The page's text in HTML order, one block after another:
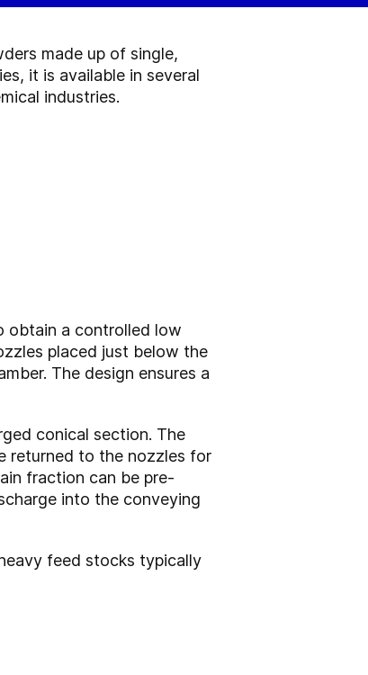
made up of single,
it is available in several
industries.
obtain a controlled low
placed just below the
The design ensures a
conical section. The
returned to the nozzles for
fraction can be pre-
into the conveying
feed stocks typically